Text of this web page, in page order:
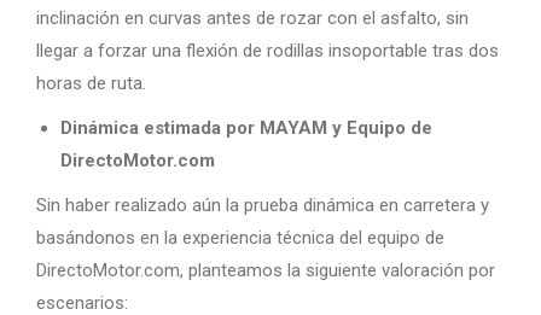
inclinación en curvas antes de rozar con el asfalto, sin
llegar a forzar una flexión de rodillas insoportable tras dos
horas de ruta.
Dinámica estimada por MAYAM y Equipo de
DirectoMotor.com
Sin haber realizado aún la prueba dinámica en carretera y
basándonos en la experiencia técnica del equipo de
DirectoMotor.com, planteamos la siguiente valoración por
escenarios: